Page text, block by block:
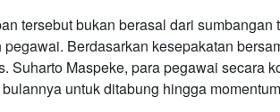
tersebut bukan berasal dari
Berdasarkan kesepakatan
Suharto Maspeke, para pegawai secara
untuk ditabung hingga